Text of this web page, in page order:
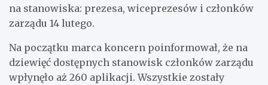
na stanowiska: prezesa, wiceprezesów i członków
zarządu 14 lutego.
Na początku marca koncern poinformował, że na
dziewięć dostępnych stanowisk członków zarządu
wpłynęło aż 260 aplikacji. Wszystkie zostały